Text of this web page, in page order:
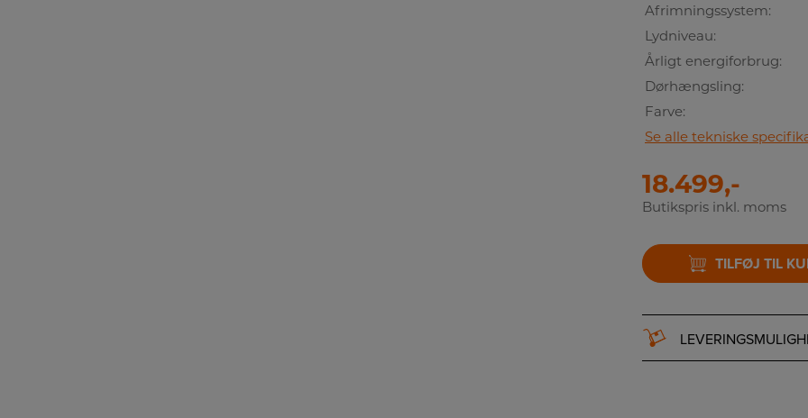
Afrimningssystem:
Lydniveau:
Årligt energiforbrug:
Dørhængsling:
Farve:
Se alle tekniske
18.499,-
Butikspris inkl. moms
TILFØJ TIL